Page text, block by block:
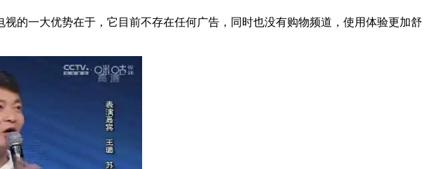
的一大优势在于，它目前不存在任何广告，同时也没有购物频道，使用体验更加舒